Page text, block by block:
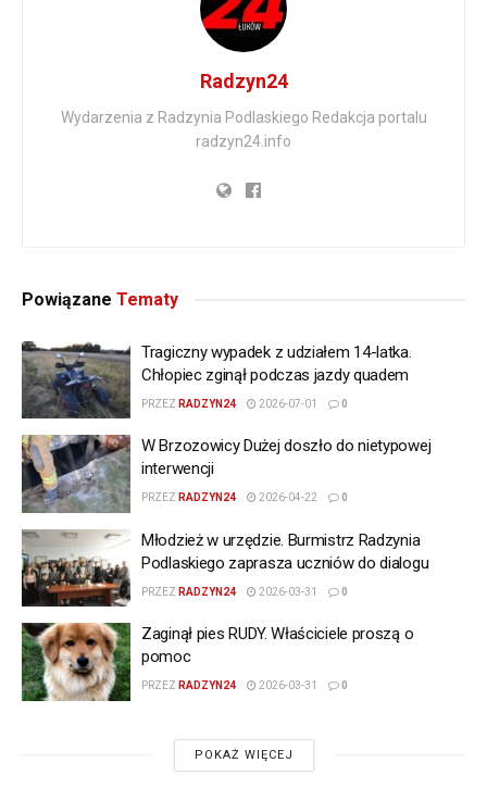
Radzyn24
Wydarzenia z Radzynia Podlaskiego Redakcja portalu
radzyn24.info
Powiązane Tematy
Tragiczny wypadek z udziałem 14-latka.
Chłopiec zginął podczas jazdy quadem
PRZEZ RADZYN24 2026-07-01 0
W Brzozowicy Dużej doszło do nietypowej
interwencji
PRZEZ RADZYN24 2026-04-22 0
Młodzież w urzędzie. Burmistrz Radzynia
Podlaskiego zaprasza uczniów do dialogu
PRZEZ RADZYN24 2026-03-31 0
Zaginął pies RUDY. Właściciele proszą o
pomoc
PRZEZ RADZYN24 2026-03-31 0
POKAŻ WIĘCEJ